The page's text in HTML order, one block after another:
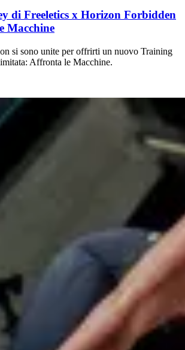
di Freeletics x Horizon Forbidden
Macchine
si sono unite per offrirti un nuovo Training
Affronta le Macchine.